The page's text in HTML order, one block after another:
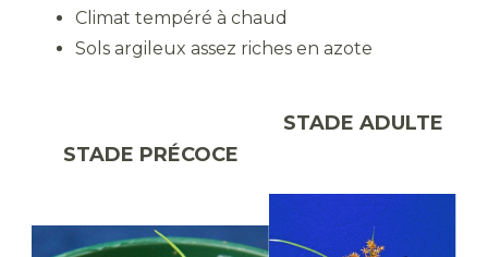
Climat tempéré à chaud
Sols argileux assez riches en azote
STADE PRÉCOCE
STADE ADULTE